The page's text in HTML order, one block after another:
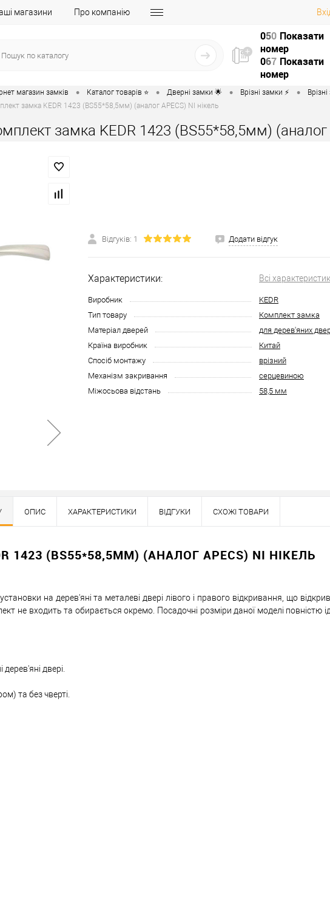
магазини Про компанію
050 Показати
номер
067 Показати
номер
магазин замків • Каталог товарів ⭐ • Дверні замки 🌟 • Врізні замки ⚡️ •
замка KEDR 1423 (BS55*58,5мм) (аналог APECS) NI нікель
замка KEDR 1423 (BS55*58,5мм) (аналог
Відгуків: 1 Додати відгук
Характеристики: Всі
Виробник
KEDR
Тип товару
Комплект замка
Матеріал дверей
для дерев'яних
Країна виробник
Китай
Спосіб монтажу
врізний
Механізм закривання
серцевиною
Міжосьова відстань
58,5 мм
Наявність в роздрібних магазинах
Знизимо
Купити в 1 клік
ОПИС ХАРАКТЕРИСТИКИ ВІДГУКИ СХОЖІ ТОВАРИ
(BS55*58,5ММ) (АНАЛОГ APECS) NI НІКЕЛЬ
на дерев'яні та металеві двері лівого і правого відкривання, що
не входить та обирається окремо. Посадочні розміри даної моделі повністю
двері.
та без чверті.